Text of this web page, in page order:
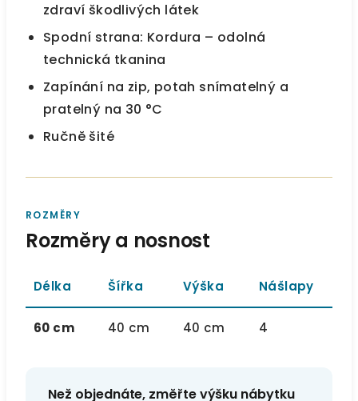
zdraví škodlivých látek
Spodní strana: Kordura – odolná
technická tkanina
Zapínání na zip, potah snímatelný a
pratelný na 30 °C
Ručně šité
ROZMĚRY
Rozměry a nosnost
Délka Šířka Výška Nášlapy
60 cm 40 cm 40 cm 4
Než objednáte, změřte výšku nábytku